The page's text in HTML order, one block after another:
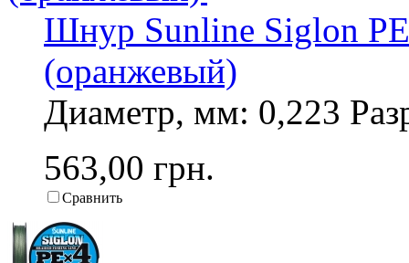
Шнур Sunline Siglon
(оранжевый)
Диаметр, мм: 0,223
563,00 грн.
Сравнить